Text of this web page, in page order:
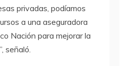
privadas, podíamos
a una aseguradora
Nación para mejorar la
señaló.